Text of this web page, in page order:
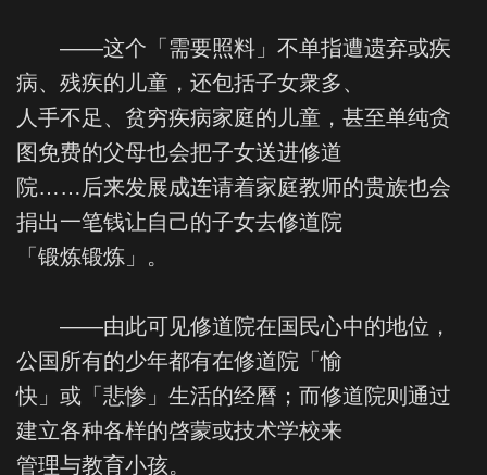
——这个「需要照料」不单指遭遗弃或疾
病、残疾的儿童，还包括子女衆多、
人手不足、贫穷疾病家庭的儿童，甚至单纯贪
图免费的父母也会把子女送进修道
院……后来发展成连请着家庭教师的贵族也会
捐出一笔钱让自己的子女去修道院
「锻炼锻炼」。
——由此可见修道院在国民心中的地位，
公国所有的少年都有在修道院「愉
快」或「悲惨」生活的经曆；而修道院则通过
建立各种各样的啓蒙或技术学校来
管理与教育小孩。